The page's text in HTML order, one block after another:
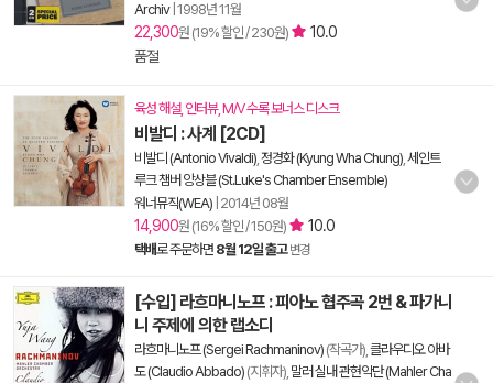
Archiv| 1998년 11월
22,300원 (19% 할인 / 230원)
10.0
품절
육성 해설, 인터뷰, M/V 수록 보너스 디스크
비발디 : 사계 [2CD]
비발디 (Antonio Vivaldi) 정경화 (Kyung Wha Chung) 세인트
루크 챔버 앙상블 (St.Luke's Chamber Ensemble)
워너뮤직(WEA) 2014년 08월
14,900원 (16% 할인 / 150원) 10.0
택배로 주문하면 8월 12일 출고 변경
[수입] 라흐마니노프 : 피아노 협주곡 2번 & 파가니
니 주제에 의한 랩소디
라흐마니노프 (Sergei Rachmaninov) (작곡가), 클라우디오 아바
도 (Claudio Abbado) (지휘자), 말러 실내 관현악단 (Mahler Cha